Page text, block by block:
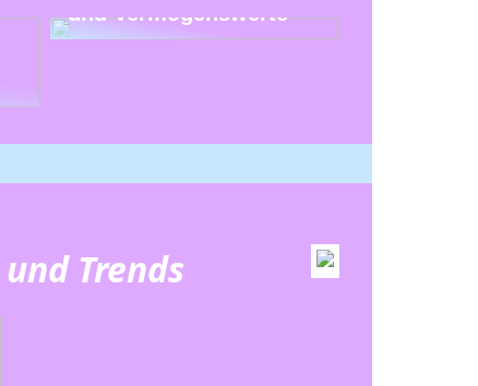
und Vermögenswerte
Trends